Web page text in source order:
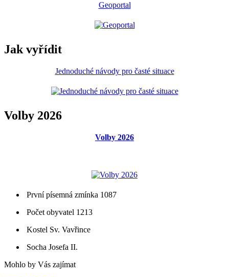
Geoportal
Jak vyřídit
Jednoduché návody pro časté situace
Volby 2026
Volby 2026
První písemná zmínka 1087
Počet obyvatel 1213
Kostel Sv. Vavřince
Socha Josefa II.
Mohlo by Vás zajímat